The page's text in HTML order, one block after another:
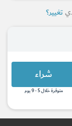
تغيير؟
شراء
متوفرة خلال 5 - 9 يوم